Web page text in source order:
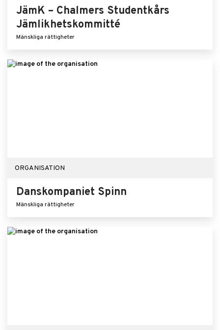
JämK – Chalmers Studentkårs
Jämlikhetskommitté
Mänskliga rättigheter
ORGANISATION
Danskompaniet Spinn
Mänskliga rättigheter